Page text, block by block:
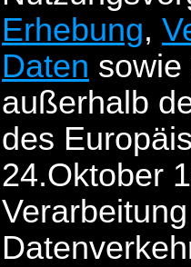
Erhebung,
Daten sowie
außerhalb
des
24.Oktober